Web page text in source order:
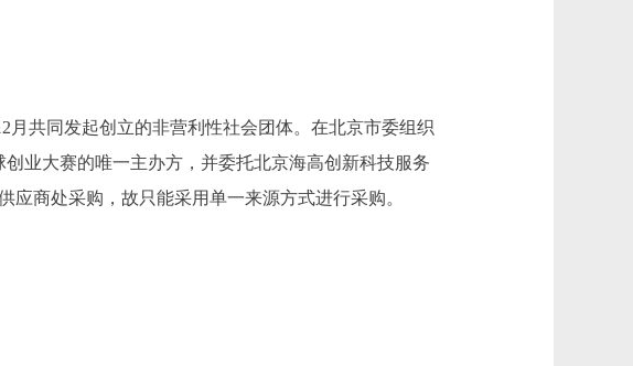
共同发起创立的非营利性社会团体。在北京市委组织
业大赛的唯一主办方，并委托北京海高创新科技服务
商处采购，故只能采用单一来源方式进行采购。